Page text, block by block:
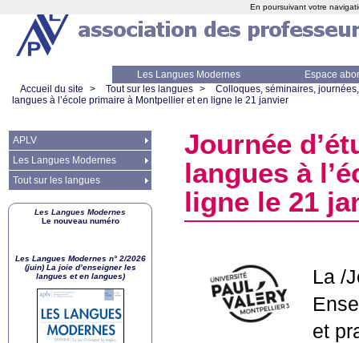
Les Langues Modernes
Espace
Accueil du site
> Tout sur les langues >
Colloques, séminaires,
langues à l’école primaire à Montpellier et en ligne le 21 janvier
Journée
langues à
ligne le 21
La /
et
APLV
Les Langues Modernes
Tout sur les langues
Les Langues Modernes
Le nouveau numéro
Les Langues Modernes n° 2/2026
(juin) La joie d’enseigner les
langues et en langues)
En poursuivant votre